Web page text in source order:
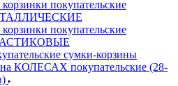
покупательские
покупательские
сумки-корзины
КОЛЕСАХ покупательские (28-